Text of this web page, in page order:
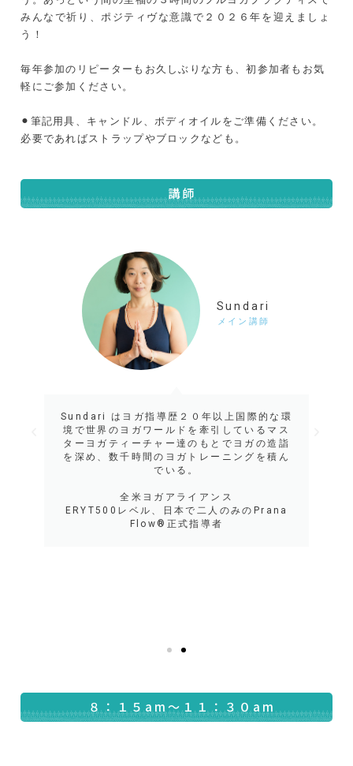
みんなで祈り、ポジティヴな意識で２０２６年を迎えましょ
う！
毎年参加のリピーターもお久しぶりな方も、初参加者もお気
軽にご参加ください。
⚫︎筆記用具、キャンドル、ボディオイルをご準備ください。
必要であればストラップやブロックなども。
講師
Sundari はヨガ指導歴２０年以上国際的な環
境で世界のヨガワールドを牽引しているマス
ターヨガティーチャー達のもとでヨガの造詣
を深め、数千時間のヨガトレーニングを積ん
でいる。
全米ヨガアライアンス
ERYT500レベル、日本で二人のみのPrana
Flow®正式指導者
Sundari
メイン講師
８：１５am〜１１：３０am